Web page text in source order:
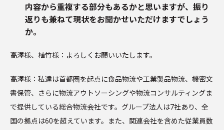
内容から重複する部分もあるかと思いますが、振り
返りも兼ねて現状をお聞かせいただけますでしょう
か。
高澤様、植竹様：よろしくお願いいたします。
高澤様：私達は首都圏を起点に食品物流や工業製品物流、機密文
書保管、さらに物流アウトソーシングや物流コンサルティングま
で提供している総合物流会社です。グループ法人は7社あり、全
国の拠点は60を超えています。また、関連会社を含めた従業員数